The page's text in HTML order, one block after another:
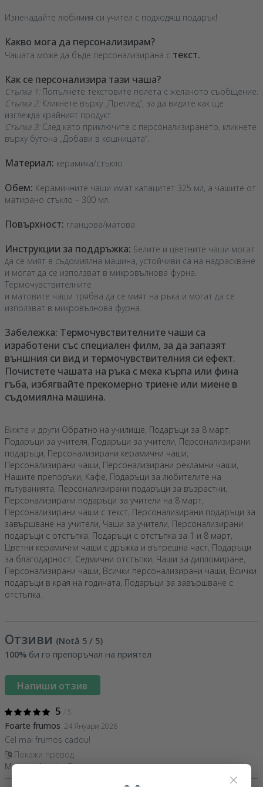
Изненадайте любимия си учител с подходящ подарък!
Какво мога да персонализирам?
Чашата може да бъде персонализирана с текст.
Как се персонализира тази чаша?
Стъпка 1: Попълнете текстовите полета с желаното съобщение.
Стъпка 2: Кликнете върху „Преглед“, за да видите как ще
изглежда крайният продукт.
Стъпка 3:След като приключите с персонализирането, кликнете
върху бутона „Добави в кошницата“.
Материал: керамика/стъкло
Обем: Керамичните чаши имат капацитет 325 мл, а чашите от
матирано стъкло – 300 мл.
Повърхност: гланцова/матова
Инструкции за поддръжка: Белите и цветните чаши могат
да се мият в съдомиялна машина, устойчиви са на надраскване
и могат да се използват в микровълнова фурна.
Термочувствителните
и матовите чаши трябва да се мият на ръка и могат да се
използват в микровълнова фурна.
Забележка: Термочувствителните чаши са
изработени със специален филм, за да запазят
външния си вид и термочувствителния си ефект.
Почистете чашата на ръка с мека кърпа или фина
гъба, избягвайте прекомерно триене или миене в
съдомиялна машина.
Вижте и други Обратно на училище, Подаръци за 8 март,
Подаръци за учителя, Подаръци за учители, Персонализирани
подаръци, Персонализирани керамични чаши,
Персонализирани чаши, Персонализирани рекламни чаши,
Нашите препоръки, Кафе, Подаръци за любителите на
пътуванията, Персонализирани подаръци за възрастни,
Персонализирани подаръци за учители на 8 март,
Персонализирани чаши с текст, Персонализирани подаръци за
завършване на учители, Чаши за учители, Персонализирани
подаръци с отстъпка, Подаръци с отстъпка за 1 и 8 март,
Цветни керамични чаши с дръжка и вътрешна част, Подаръци
за благодарност, Седмични отстъпки, Чаши за дипломиране,
Персонализирани чаши, Всички персонализирани чаши, Всички
подаръци в края на годината, Подаръци за завършване с
отстъпка.
Отзиви (Notă 5 / 5)
100% би го препоръчал на приятел
Напиши отзив
5 / 5
Foarte frumos 24 Януари 2026
Cel mai frumos cadou!
Покажи превод
Macovei Aurelia,Румъния
×